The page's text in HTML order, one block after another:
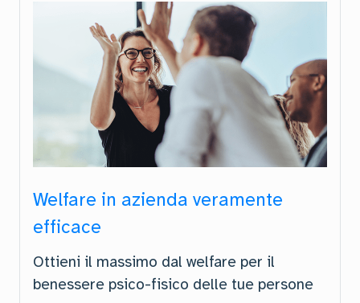
Welfare in azienda veramente
efficace
Ottieni il massimo dal welfare per il
benessere psico-fisico delle tue persone